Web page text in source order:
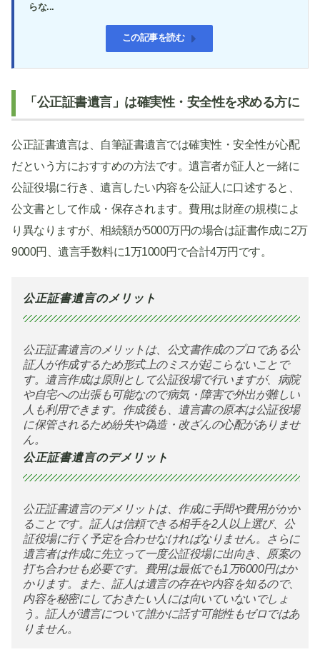
らな...
この記事を読む
「公正証書遺言」は確実性・安全性を求める方に
公正証書遺言は、自筆証書遺言では確実性・安全性が心配
だという方におすすめの方法です。遺言者が証人と一緒に
公証役場に行き、遺言したい内容を公証人に口述すると、
公文書として作成・保存されます。費用は財産の規模によ
り異なりますが、相続額が5000万円の場合は証書作成に2万
9000円、遺言手数料に1万1000円で合計4万円です。
公正証書遺言のメリット
公正証書遺言のメリットは、公文書作成のプロである公
証人が作成するため形式上のミスが起こらないことで
す。遺言作成は原則として公証役場で行いますが、病院
や自宅への出張も可能なので病気・障害で外出が難しい
人も利用できます。作成後も、遺言書の原本は公証役場
に保管されるため紛失や偽造・改ざんの心配がありませ
ん。
公正証書遺言のデメリット
公正証書遺言のデメリットは、作成に手間や費用がかか
ることです。証人は信頼できる相手を2人以上選び、公
証役場に行く予定を合わせなければなりません。さらに
遺言者は作成に先立って一度公証役場に出向き、原案の
打ち合わせも必要です。費用は最低でも1万6000円はか
かります。また、証人は遺言の存在や内容を知るので、
内容を秘密にしておきたい人には向いていないでしょ
う。証人が遺言について誰かに話す可能性もゼロではあ
りません。